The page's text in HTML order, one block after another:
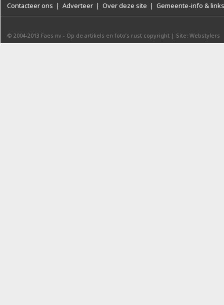
Contacteer ons | Adverteer | Over deze site | Gemeente-info & links
© 2004-2013 Faes nv - Op de artikels en foto’s rust copyright | Site: Webstylers